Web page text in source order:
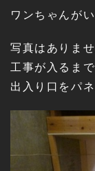
ワンちゃんが
写真はありま
工事が入るまで
出入り口をパ